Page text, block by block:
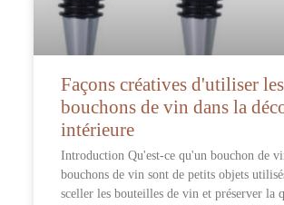
Façons créatives d'utiliser les
bouchons de vin dans la
intérieure
Introduction Qu'est-ce qu'un bouchon de
bouchons de vin sont de petits objets
sceller les bouteilles de vin et préserver la